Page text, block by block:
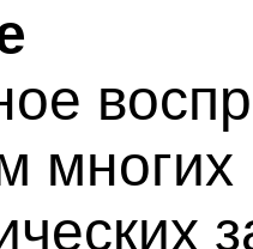
многих